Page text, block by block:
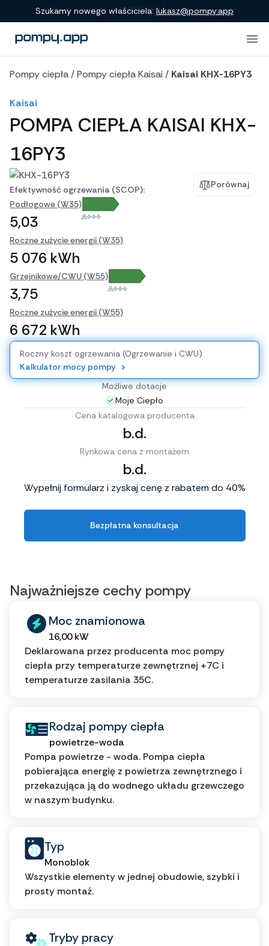
Porównanie produktów
Szukamy nowego właściciela: lukasz@pompy.app
Pompy ciepła /Pompy ciepła Kaisai / Kaisai KHX-16PY3
Kaisai
POMPA CIEPŁA KAISAI KHX-
16PY3
Porównaj
Efektywność ogrzewania (SCOP):
Podłogowe (W35)
5,03 A+++
Roczne zużycie energii (W35)
5 076 kWh
Grzejnikowe/CWU (W55)
3,75 A+++
Roczne zużycie energii (W55)
6 672 kWh
Roczny koszt ogrzewania (Ogrzewanie i CWU)
Kalkulator mocy pompy
Możliwe dotacje
Moje Ciepło
Cena katalogowa producenta
b.d.
Rynkowa cena z montażem
b.d.
Wypełnij formularz i zyskaj cenę z rabatem do 40%
Bezpłatna konsultacja
Najważniejsze cechy pompy
Moc znamionowa
16,00 kW
Deklarowana przez producenta moc pompy
ciepła przy temperaturze zewnętrznej +7C i
temperaturze zasilania 35C.
Rodzaj pompy ciepła
powietrze-woda
Pompa powietrze - woda. Pompa ciepła
pobierająca energię z powietrza zewnętrznego i
przekazująca ją do wodnego układu grzewczego
w naszym budynku.
Typ
Monoblok
Wszystkie elementy w jednej obudowie, szybki i
prosty montaż.
Tryby pracy